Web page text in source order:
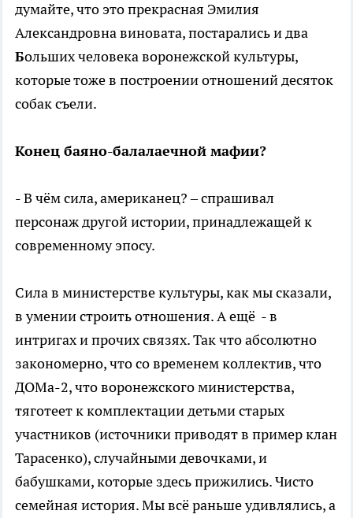
думайте, что это прекрасная Эмилия
Александровна виновата, постарались и два
Больших человека воронежской культуры,
которые тоже в построении отношений десяток
собак съели.
Конец баяно-балалаечной мафии?
- В чём сила, американец? – спрашивал
персонаж другой истории, принадлежащей к
современному эпосу.
Сила в министерстве культуры, как мы сказали,
в умении строить отношения. А ещё - в
интригах и прочих связях. Так что абсолютно
закономерно, что со временем коллектив, что
ДОМа-2, что воронежского министерства,
тяготеет к комплектации детьми старых
участников (источники приводят в пример клан
Тарасенко), случайными девочками, и
бабушками, которые здесь прижились. Чисто
семейная история. Мы всё раньше удивлялись, а